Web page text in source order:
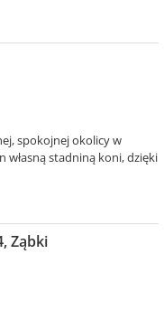
spokojnej okolicy w
własną stadniną koni, dzięki
Ząbki